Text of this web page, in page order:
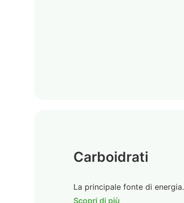
Carboidrati
La principale fonte di energia.
Scopri di più